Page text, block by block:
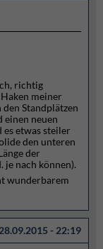
richtig
meiner
Standplätzen
neuen
es etwas steiler
den unteren
der
je nach können).
wunderbarem
28.09.2015 - 22:19